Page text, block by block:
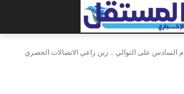
السادس على التوالي .. زين راعي الاتصالات الحصري